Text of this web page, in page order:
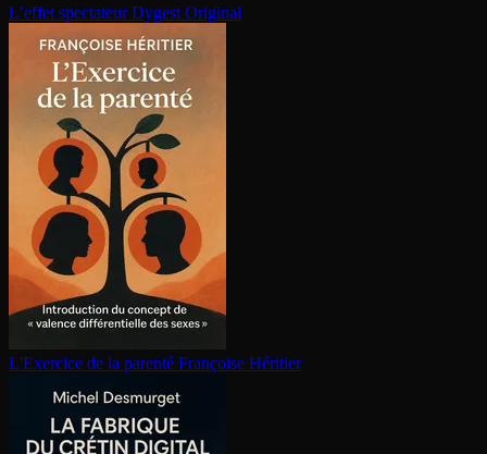
L’effet spectateur Dygest Original
L'Exercice de la parenté Françoise Héritier